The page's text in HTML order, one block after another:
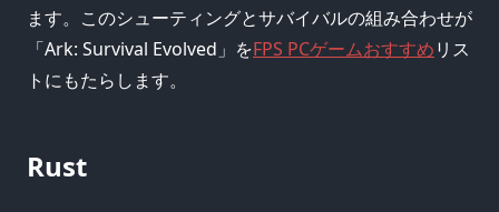
ます。このシューティングとサバイバルの組み合わせが
「Ark: Survival Evolved」をFPS PCゲームおすすめリス
トにもたらします。
Rust